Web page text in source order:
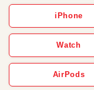
iPhone
Watch
AirPods